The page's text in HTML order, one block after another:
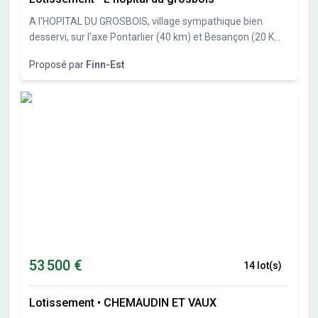
risques auxquels ce bien est exposé sont disponibles sur
le site Géorisques : www.georisques.gouv.fr
A l'HOPITAL DU GROSBOIS, village sympathique bien
desservi, sur l'axe Pontarlier (40 km) et Besançon (20 Km),
27 parcelles de 551m² à 838 m². Libre constructeur.
Proposé par Finn-Est
53 500 € 14 lot(s)
Lotissement • CHEMAUDIN ET VAUX